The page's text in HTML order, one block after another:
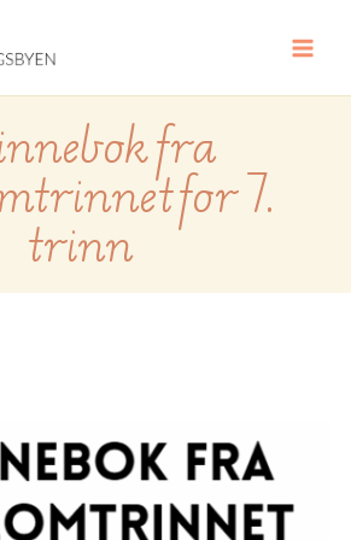
fra
for 7.
trinn